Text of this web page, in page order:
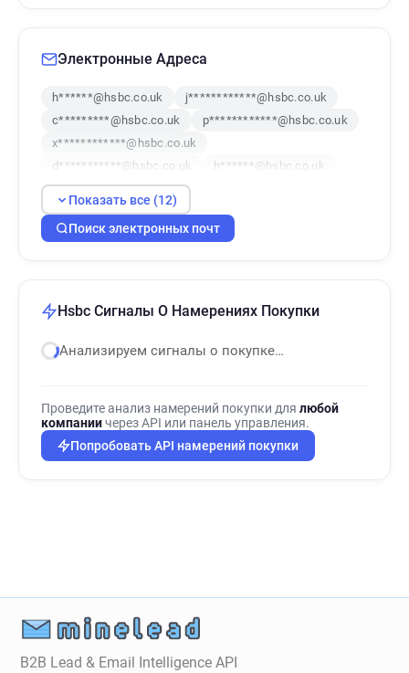
Электронные Адреса
h******@hsbc.co.uk
j************@hsbc.co.uk
c*********@hsbc.co.uk
p************@hsbc.co.uk
x************@hsbc.co.uk
d***********@hsbc.co.uk
h******@hsbc.co.uk
p*******@hsbc.co.uk
w*********@hsbc.co.uk
m*******@hsbc.co.uk
w******@hsbc.co.uk
Показать все (12)
Поиск электронных почт
Hsbc Сигналы О Намерениях Покупки
Анализируем сигналы о покупке…
Проведите анализ намерений покупки для любой
компаниичерез API или панель управления.
Попробовать API намерений покупки
B2B Lead & Email Intelligence API